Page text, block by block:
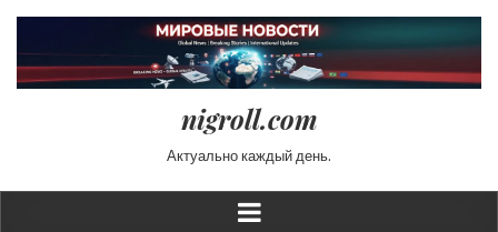
nigroll.com
Актуально каждый день.